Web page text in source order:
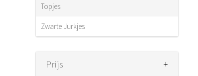
Topjes
Zwarte Jurkjes
Prijs -
+